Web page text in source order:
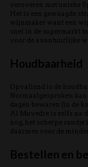
veroveren met unieke
Het is een gewaagde
wijnmaker want een
snel in de supermarkt
voor de avontuurlijke
Houdbaarheid
Opvallend is de
Normaalgesproken kan
dagen bewaren (in de
Al Muvedre is zelfs na
nog, het scherpe
daarmee voor de
Bestellen en